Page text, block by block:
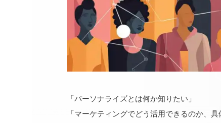
「パーソナライズとは何か知りたい」
「マーケティングでどう活用できるのか、具